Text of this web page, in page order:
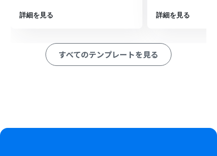
情報を紐付けてコンタクトを作成します。
■このワークフローのカスタムポイント
た固定のテキスト情報を付与するなど、柔軟な設定が可能
詳細を見る 詳細を見る
すべてのテンプレートを見る